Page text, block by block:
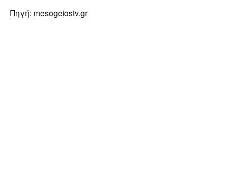
Πηγή: mesogeiostv.gr